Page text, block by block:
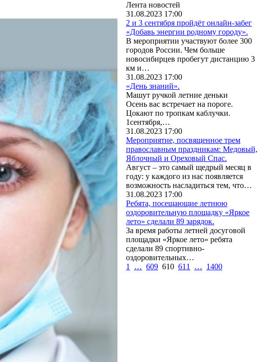
Лента новостей
31.08.2023 17:00
2 и 3 сентября пройдёт онлайн-забег
«Добавь энергии родному городу».
В мероприятии участвуют более 300
городов России. Чем больше
новосибирцев пробегут дистанцию 3
км и…
31.08.2023 17:00
«День знаний».
Машут ручкой летние деньки
Осень вас встречает на пороге.
Цокают по тропкам каблучки.
1сентября,…
31.08.2023 17:00
Мероприятие, посвященное трем
православным праздникам: Медовый,
Яблочный и Ореховый Спас.
Август – это самый щедрый месяц в
году: у каждого из нас появляется
возможность насладиться тем, что…
31.08.2023 17:00
Ребята, посещающие летнюю
оздоровительную площадку «Яркое
лето» сделали 89 зарядок.
За время работы летней досуговой
площадки «Яркое лето» ребята
сделали 89 спортивно-
оздоровительных…
1
… 609 610 611 … 1400